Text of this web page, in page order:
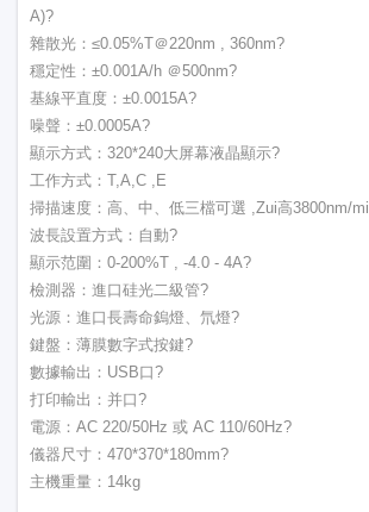
A)?
雜散光：≤0.05%T＠220nm , 360nm?
穩定性：±0.001A/h ＠500nm?
基線平直度：±0.0015A?
噪聲：±0.0005A?
顯示方式：320*240大屏幕液晶顯示?
工作方式：T,A,C ,E
掃描速度：高、中、低三檔可選 ,Zui高3800nm/
波長設置方式：自動?
顯示范圍：0-200%T , -4.0 - 4A?
檢測器：進口硅光二級管?
光源：進口長壽命鎢燈、氘燈?
鍵盤：薄膜數字式按鍵?
數據輸出：USB口?
打印輸出：并口?
電源：AC 220/50Hz 或 AC 110/60Hz?
儀器尺寸：470*370*180mm?
主機重量：14kg